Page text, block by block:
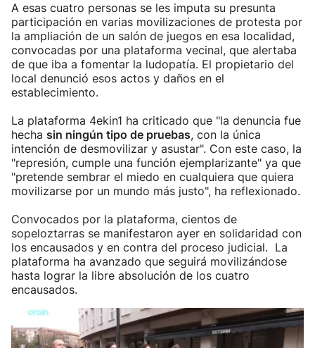
A esas cuatro personas se les imputa su presunta
participación en varias movilizaciones de protesta por
la ampliación de un salón de juegos en esa localidad,
convocadas por una plataforma vecinal, que alertaba
de que iba a fomentar la ludopatía. El propietario del
local denunció esos actos y daños en el
establecimiento.
La plataforma 4ekin1 ha criticado que "la denuncia fue
hecha sin ningún tipo de pruebas, con la única
intención de desmovilizar y asustar". Con este caso, la
"represión, cumple una función ejemplarizante" ya que
"pretende sembrar el miedo en cualquiera que quiera
movilizarse por un mundo más justo", ha reflexionado.
Convocados por la plataforma, cientos de
sopeloztarras se manifestaron ayer en solidaridad con
los encausados y en contra del proceso judicial. La
plataforma ha avanzado que seguirá movilizándose
hasta lograr la libre absolución de los cuatro
encausados.